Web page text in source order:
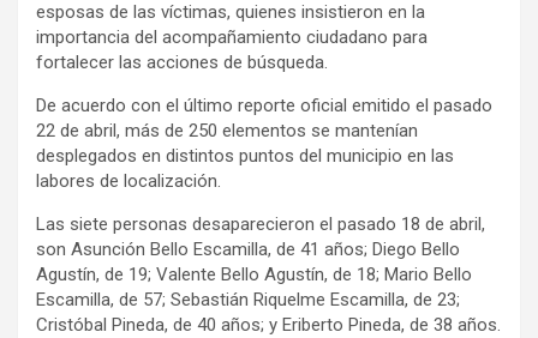
esposas de las víctimas, quienes insistieron en la
importancia del acompañamiento ciudadano para
fortalecer las acciones de búsqueda.
De acuerdo con el último reporte oficial emitido el pasado
22 de abril, más de 250 elementos se mantenían
desplegados en distintos puntos del municipio en las
labores de localización.
Las siete personas desaparecieron el pasado 18 de abril,
son Asunción Bello Escamilla, de 41 años; Diego Bello
Agustín, de 19; Valente Bello Agustín, de 18; Mario Bello
Escamilla, de 57; Sebastián Riquelme Escamilla, de 23;
Cristóbal Pineda, de 40 años; y Eriberto Pineda, de 38 años.